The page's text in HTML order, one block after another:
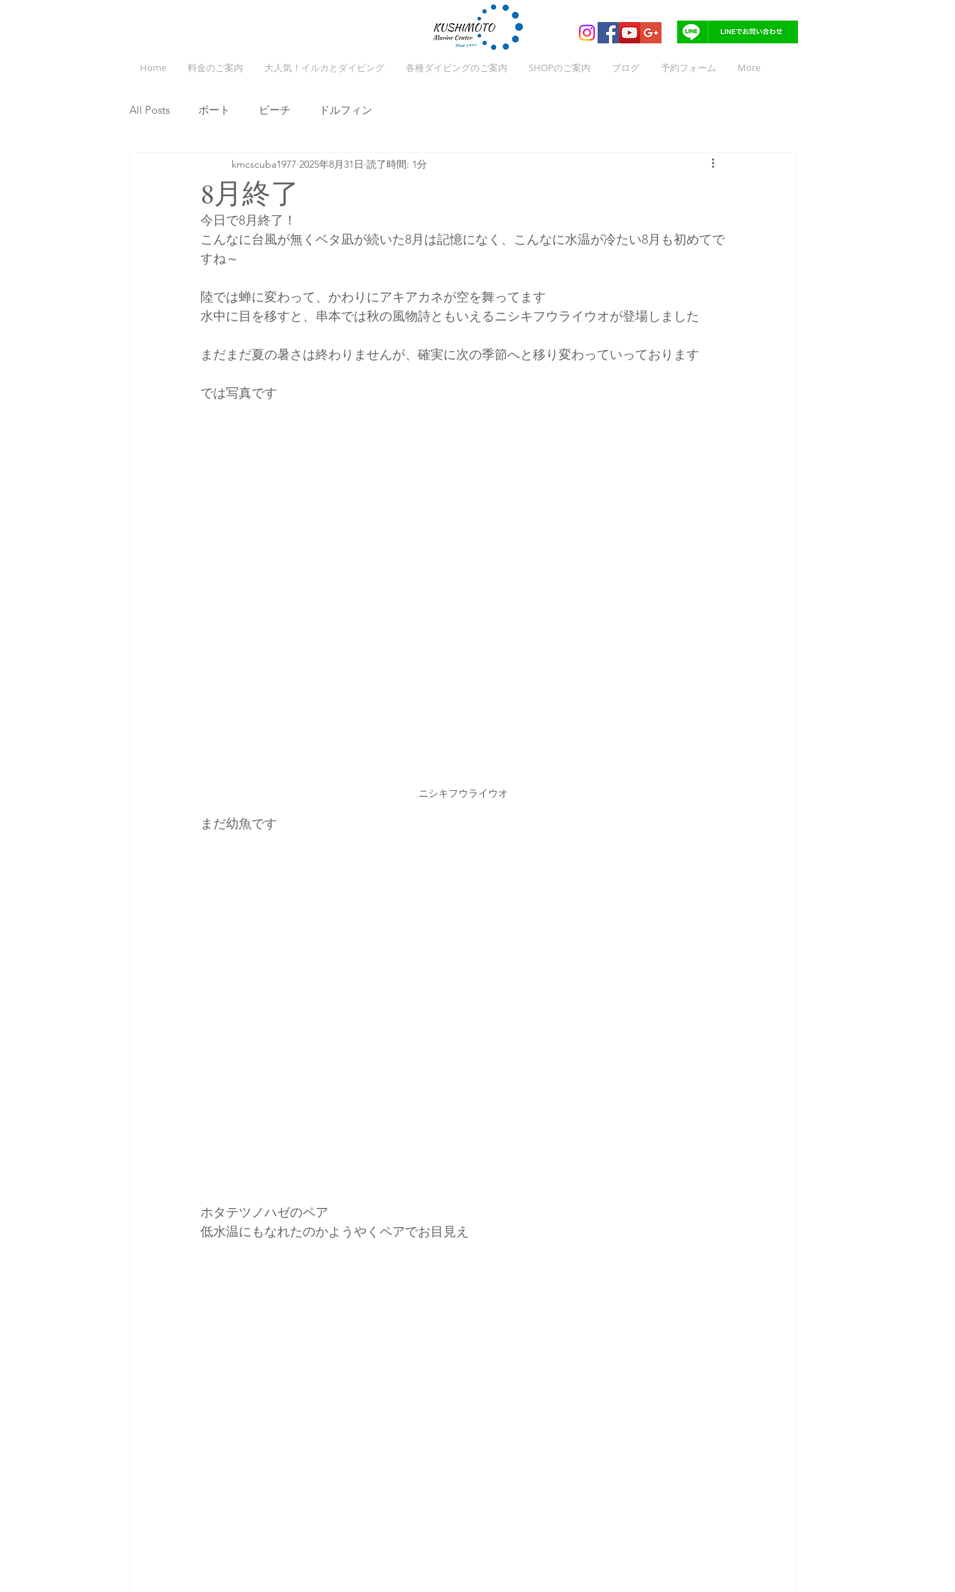
Home 料金のご案内 大人気！イルカとダイビング 各種ダイビングのご案内 SHOPのご案内 ブログ 予約フォーム More
All Posts ボート ビーチ ドルフィン
8月終了
kmcscuba1977 2025年8月31日 読了時間: 1分
今日で8月終了！
こんなに台風が無くベタ凪が続いた8月は記憶になく、こんなに水温が冷たい8月も初めてで
すね～
陸では蝉に変わって、かわりにアキアカネが空を舞ってます
水中に目を移すと、串本では秋の風物詩ともいえるニシキフウライウオが登場しました
まだまだ夏の暑さは終わりませんが、確実に次の季節へと移り変わっていっております
では写真です
ニシキフウライウオ
まだ幼魚です
ホタテツノハゼのペア
低水温にもなれたのかようやくペアでお目見え